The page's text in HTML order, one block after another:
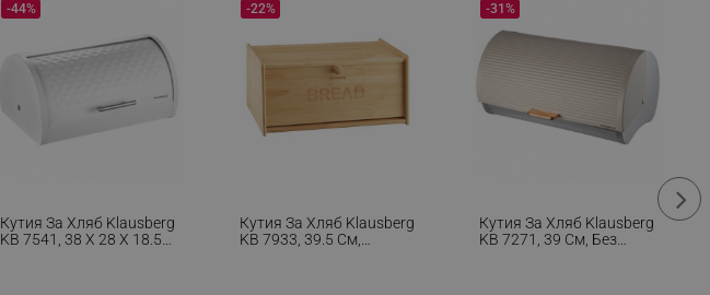
Кутия За Хляб Klausberg
KB 7541, 38 Х 28 Х 18.5
-44%
Кутия За Хляб Klausberg
KB 7933, 39.5 См,
-22%
Кутия За Хляб Klausberg
KB 7271, 39 См, Без
-31%